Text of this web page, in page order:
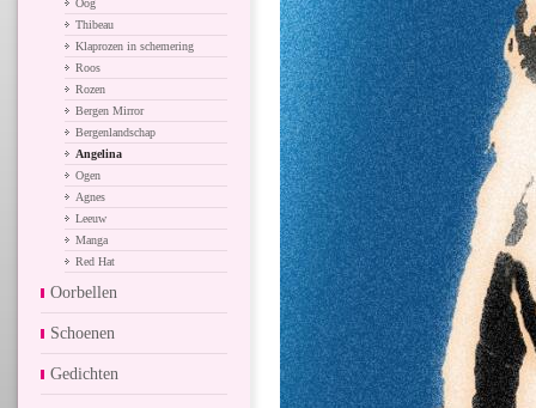
Oog
Thibeau
Klaprozen in schemering
Roos
Rozen
Bergen Mirror
Bergenlandschap
Angelina
Ogen
Agnes
Leeuw
Manga
Red Hat
Oorbellen
Schoenen
Gedichten